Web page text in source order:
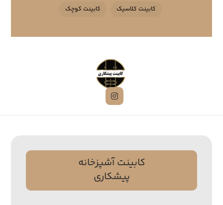
کابینت کلاسیک کابینت کوچک
کابینت آشپزخانه
پیشکاری